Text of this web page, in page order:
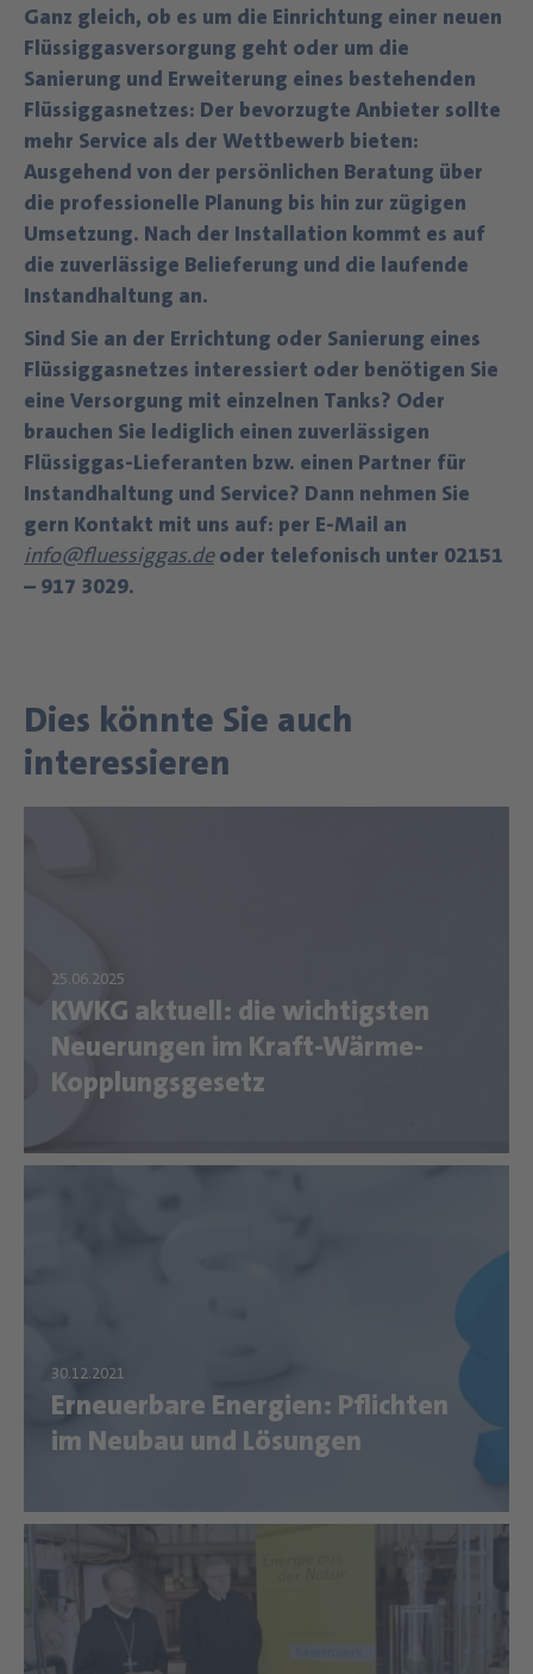
Ganz gleich, ob es um die Einrichtung einer neuen
Flüssiggasversorgung geht oder um die
Sanierung und Erweiterung eines bestehenden
Flüssiggasnetzes: Der bevorzugte Anbieter sollte
mehr Service als der Wettbewerb bieten:
Ausgehend von der persönlichen Beratung über
die professionelle Planung bis hin zur zügigen
Umsetzung. Nach der Installation kommt es auf
die zuverlässige Belieferung und die laufende
Instandhaltung an.
Sind Sie an der Errichtung oder Sanierung eines
Flüssiggasnetzes interessiert oder benötigen Sie
eine Versorgung mit einzelnen Tanks? Oder
brauchen Sie lediglich einen zuverlässigen
Flüssiggas-Lieferanten bzw. einen Partner für
Instandhaltung und Service? Dann nehmen Sie
gern Kontakt mit uns auf: per E-Mail an
info@fluessiggas.deoder telefonisch unter 02151
– 917 3029.
Dies könnte Sie auch
interessieren
KWKG aktuell: die wichtigsten
Neuerungen im Kraft-Wärme-
Kopplungsgesetz
Erneuerbare Energien: Pflichten
im Neubau und Lösungen